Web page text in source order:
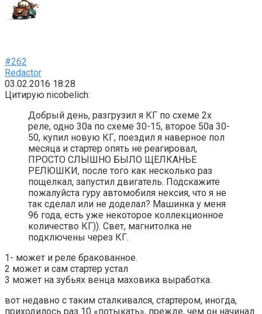
#262
Redactor
03.02.2016 18:28
Цитирую nicobelich:
Добрый день, разгрузил я КГ по схеме 2х
реле, одно 30а по схеме 30-15, второе 50а 30-
50, купил новую КГ, поездил я наверное пол
месяца и стартер опять не реагировал,
ПРОСТО СЛЫШНО БЫЛО ЩЕЛКАНЬЕ
РЕЛЮШКИ, после того как несколько раз
пощелкал, запустил двигатель. Подскажите
пожалуйста гуру автомобиля нексия, что я не
так сделал или не доделал? Машинка у меня
96 года, есть уже некоторое коллекционное
количество КГ)). Свет, магнитолка не
подключены через КГ.
1- может и реле бракованное.
2 может и сам стартер устал
3 может на зубьях венца маховика выработка.
вот недавно с таким сталкивался, стартером, иногда,
приходилось раз 10 «потыкать», прежде, чем он начинал